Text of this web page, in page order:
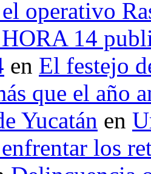
el operativo
14
en El festejo
que el año
Yucatán en
los